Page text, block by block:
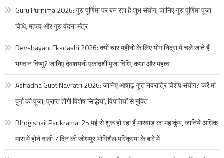
Guru Purnima 2026: गुरु पूर्णिमा पर बन रहा है शुभ संयोग; जानिए गुरु पूर्णिमा पूजा
विधि, महत्व और गुरु वंदना मंत्र
Devshayani Ekadashi 2026: क्यों चार महीनो के लिए योग निद्रा में चले जाते हैं
भगवान विष्णु? जानिए देवशयनी एकादशी पूजा विधि, कथा और महत्व
Ashadha Gupt Navratri 2026: जानिए आषाढ़ गुप्त नवरात्रि विशेष संयोग? करें मां
दुर्गा की पूजा, प्राप्त होंगी विशेष सिद्धियां, विपत्तियों से मुक्ति
Bhogishail Parikrama: 25 मई से शुरू हो रहा हैं मारवाड़ का महाकुंभ, जानिये अधिक
मास में होने वाली 7 दिन की जोधपुर भोगिशैल परिक्रमा के बारे में